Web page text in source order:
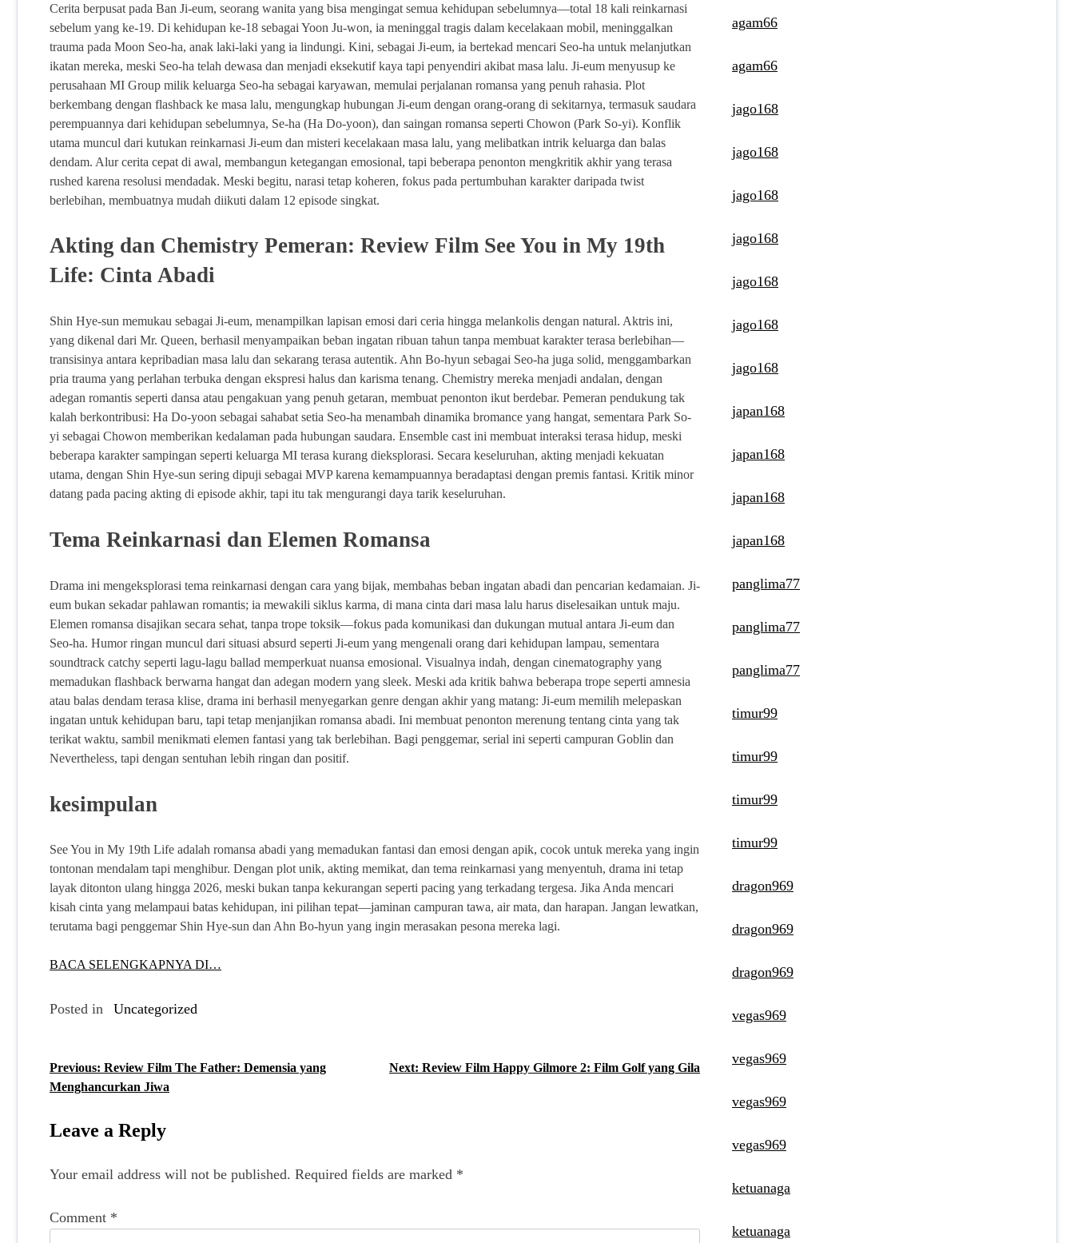
Cerita berpusat pada Ban Ji-eum, seorang wanita yang bisa mengingat semua kehidupan sebelumnya—total 18 kali reinkarnasi
sebelum yang ke-19. Di kehidupan ke-18 sebagai Yoon Ju-won, ia meninggal tragis dalam kecelakaan mobil, meninggalkan
trauma pada Moon Seo-ha, anak laki-laki yang ia lindungi. Kini, sebagai Ji-eum, ia bertekad mencari Seo-ha untuk melanjutkan
ikatan mereka, meski Seo-ha telah dewasa dan menjadi eksekutif kaya tapi penyendiri akibat masa lalu. Ji-eum menyusup ke
perusahaan MI Group milik keluarga Seo-ha sebagai karyawan, memulai perjalanan romansa yang penuh rahasia. Plot
berkembang dengan flashback ke masa lalu, mengungkap hubungan Ji-eum dengan orang-orang di sekitarnya, termasuk saudara
perempuannya dari kehidupan sebelumnya, Se-ha (Ha Do-yoon), dan saingan romansa seperti Chowon (Park So-yi). Konflik
utama muncul dari kutukan reinkarnasi Ji-eum dan misteri kecelakaan masa lalu, yang melibatkan intrik keluarga dan balas
dendam. Alur cerita cepat di awal, membangun ketegangan emosional, tapi beberapa penonton mengkritik akhir yang terasa
rushed karena resolusi mendadak. Meski begitu, narasi tetap koheren, fokus pada pertumbuhan karakter daripada twist
berlebihan, membuatnya mudah diikuti dalam 12 episode singkat.
Akting dan Chemistry Pemeran: Review Film See You in My 19th
Life: Cinta Abadi
Shin Hye-sun memukau sebagai Ji-eum, menampilkan lapisan emosi dari ceria hingga melankolis dengan natural. Aktris ini,
yang dikenal dari Mr. Queen, berhasil menyampaikan beban ingatan ribuan tahun tanpa membuat karakter terasa berlebihan—
transisinya antara kepribadian masa lalu dan sekarang terasa autentik. Ahn Bo-hyun sebagai Seo-ha juga solid, menggambarkan
pria trauma yang perlahan terbuka dengan ekspresi halus dan karisma tenang. Chemistry mereka menjadi andalan, dengan
adegan romantis seperti dansa atau pengakuan yang penuh getaran, membuat penonton ikut berdebar. Pemeran pendukung tak
kalah berkontribusi: Ha Do-yoon sebagai sahabat setia Seo-ha menambah dinamika bromance yang hangat, sementara Park So-
yi sebagai Chowon memberikan kedalaman pada hubungan saudara. Ensemble cast ini membuat interaksi terasa hidup, meski
beberapa karakter sampingan seperti keluarga MI terasa kurang dieksplorasi. Secara keseluruhan, akting menjadi kekuatan
utama, dengan Shin Hye-sun sering dipuji sebagai MVP karena kemampuannya beradaptasi dengan premis fantasi. Kritik minor
datang pada pacing akting di episode akhir, tapi itu tak mengurangi daya tarik keseluruhan.
Tema Reinkarnasi dan Elemen Romansa
Drama ini mengeksplorasi tema reinkarnasi dengan cara yang bijak, membahas beban ingatan abadi dan pencarian kedamaian. Ji-
eum bukan sekadar pahlawan romantis; ia mewakili siklus karma, di mana cinta dari masa lalu harus diselesaikan untuk maju.
Elemen romansa disajikan secara sehat, tanpa trope toksik—fokus pada komunikasi dan dukungan mutual antara Ji-eum dan
Seo-ha. Humor ringan muncul dari situasi absurd seperti Ji-eum yang mengenali orang dari kehidupan lampau, sementara
soundtrack catchy seperti lagu-lagu ballad memperkuat nuansa emosional. Visualnya indah, dengan cinematography yang
memadukan flashback berwarna hangat dan adegan modern yang sleek. Meski ada kritik bahwa beberapa trope seperti amnesia
atau balas dendam terasa klise, drama ini berhasil menyegarkan genre dengan akhir yang matang: Ji-eum memilih melepaskan
ingatan untuk kehidupan baru, tapi tetap menjanjikan romansa abadi. Ini membuat penonton merenung tentang cinta yang tak
terikat waktu, sambil menikmati elemen fantasi yang tak berlebihan. Bagi penggemar, serial ini seperti campuran Goblin dan
Nevertheless, tapi dengan sentuhan lebih ringan dan positif.
kesimpulan
See You in My 19th Life adalah romansa abadi yang memadukan fantasi dan emosi dengan apik, cocok untuk mereka yang ingin
tontonan mendalam tapi menghibur. Dengan plot unik, akting memikat, dan tema reinkarnasi yang menyentuh, drama ini tetap
layak ditonton ulang hingga 2026, meski bukan tanpa kekurangan seperti pacing yang terkadang tergesa. Jika Anda mencari
kisah cinta yang melampaui batas kehidupan, ini pilihan tepat—jaminan campuran tawa, air mata, dan harapan. Jangan lewatkan,
terutama bagi penggemar Shin Hye-sun dan Ahn Bo-hyun yang ingin merasakan pesona mereka lagi.
BACA SELENGKAPNYA DI…
Posted in Uncategorized
P
s
a
Previous: Review Film The Father: Demensia yang
Menghancurkan Jiwa
Next: Review Film Happy Gilmore 2: Film Golf yang Gila
Leave a Reply
Your email address will not be published. Required fields are marked *
Comment *
agam66
agam66
jago168
jago168
jago168
jago168
jago168
jago168
jago168
japan168
japan168
japan168
japan168
panglima77
panglima77
panglima77
timur99
timur99
timur99
timur99
dragon969
dragon969
dragon969
vegas969
vegas969
vegas969
vegas969
ketuanaga
ketuanaga